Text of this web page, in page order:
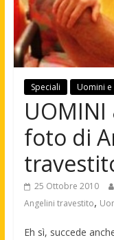
Speciali Uomini e
UOMINI
foto di
25 Ottobre 2010
Angelini travestito,
Eh sì, succede